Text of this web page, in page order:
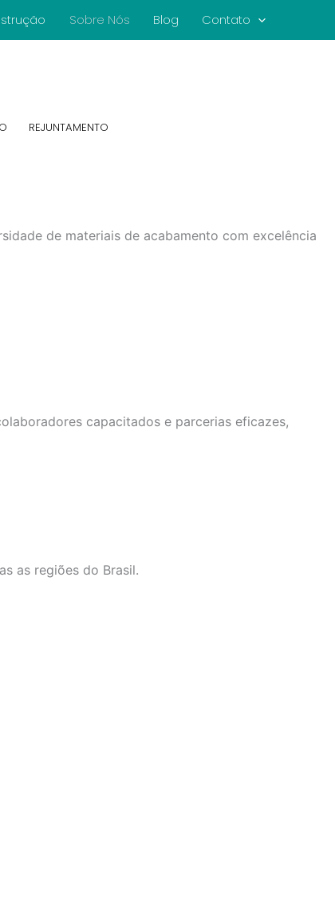
Sobre Nós Blog Contato
REJUNTAMENTO
de materiais de acabamento com excelência
capacitados e parcerias eficazes,
as regiões do Brasil.